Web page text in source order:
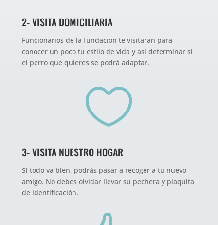
2- VISITA DOMICILIARIA
Funcionarios de la fundación te visitarán para
conocer un poco tu estilo de vida y así determinar si
el perro que quieres se podrá adaptar.

3- VISITA NUESTRO HOGAR
Si todo va bien, podrás pasar a recoger a tu nuevo
amigo. No debes olvidar llevar su pechera y plaquita
de identificación.